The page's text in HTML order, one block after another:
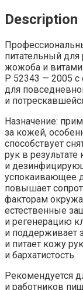
Description
питательный
жожоба и
Р 52343 — 2005
для
и
Назначение:
за кожей,
способствует
рук в
и
успокаивающее
повышает
факторам
естественные
и регенерацию
и поддерживает
и питает кожу
и бархатистость.
Рекомендуется
и работников